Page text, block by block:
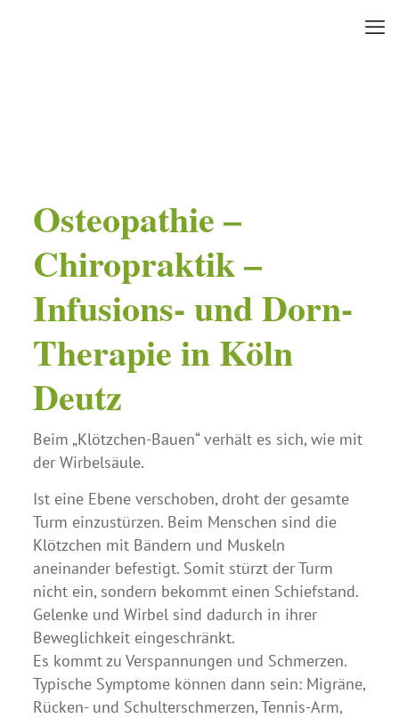
Osteopathie –
Chiropraktik –
Infusions- und Dorn-
Therapie in Köln
Deutz
Beim „Klötzchen-Bauen“ verhält es sich, wie mit
der Wirbelsäule.
Ist eine Ebene verschoben, droht der gesamte
Turm einzustürzen. Beim Menschen sind die
Klötzchen mit Bändern und Muskeln
aneinander befestigt. Somit stürzt der Turm
nicht ein, sondern bekommt einen Schiefstand.
Gelenke und Wirbel sind dadurch in ihrer
Beweglichkeit eingeschränkt.
Es kommt zu Verspannungen und Schmerzen.
Typische Symptome können dann sein: Migräne,
Rücken- und Schulterschmerzen, Tennis-Arm,